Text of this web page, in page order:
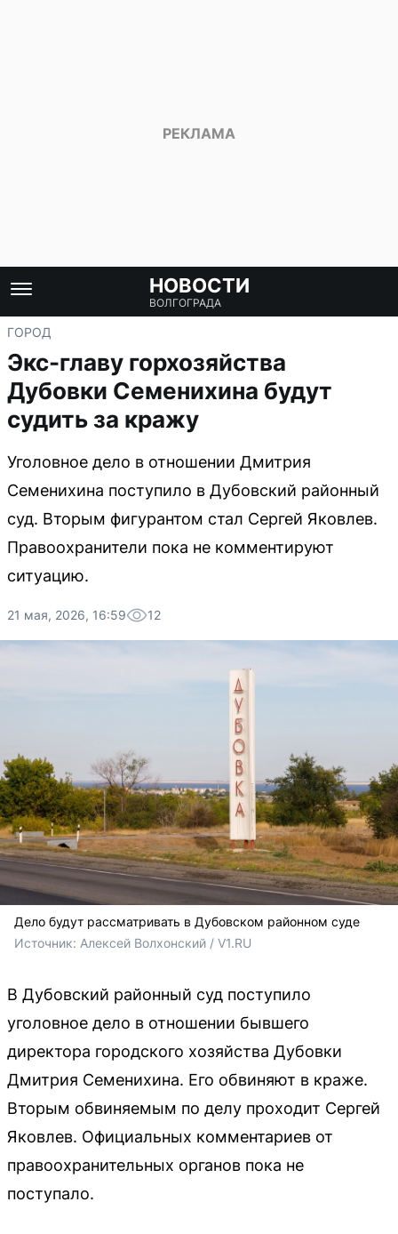
НОВОСТИ
ВОЛГОГРАДА
ГОРОД
Экс-главу горхозяйства
Дубовки Семенихина будут
судить за кражу
Уголовное дело в отношении Дмитрия
Семенихина поступило в Дубовский районный
суд. Вторым фигурантом стал Сергей Яковлев.
Правоохранители пока не комментируют
ситуацию.
21 мая, 2026, 16:59 12
Дело будут рассматривать в Дубовском районном суде
Источник: Алексей Волхонский / V1.RU
В Дубовский районный суд поступило
уголовное дело в отношении бывшего
директора городского хозяйства Дубовки
Дмитрия Семенихина. Его обвиняют в краже.
Вторым обвиняемым по делу проходит Сергей
Яковлев. Официальных комментариев от
правоохранительных органов пока не
поступало.